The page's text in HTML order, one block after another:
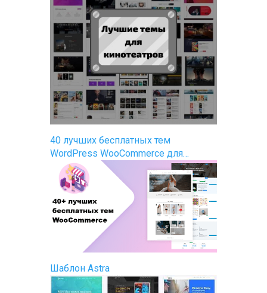
40 лучших бесплатных тем
WordPress WooCommerce для…
Шаблон Astra